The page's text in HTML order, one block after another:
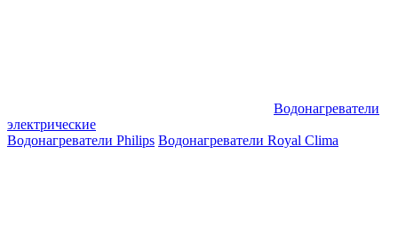
Водонагреватели
электрические
Водонагреватели Philips Водонагреватели Royal Clima